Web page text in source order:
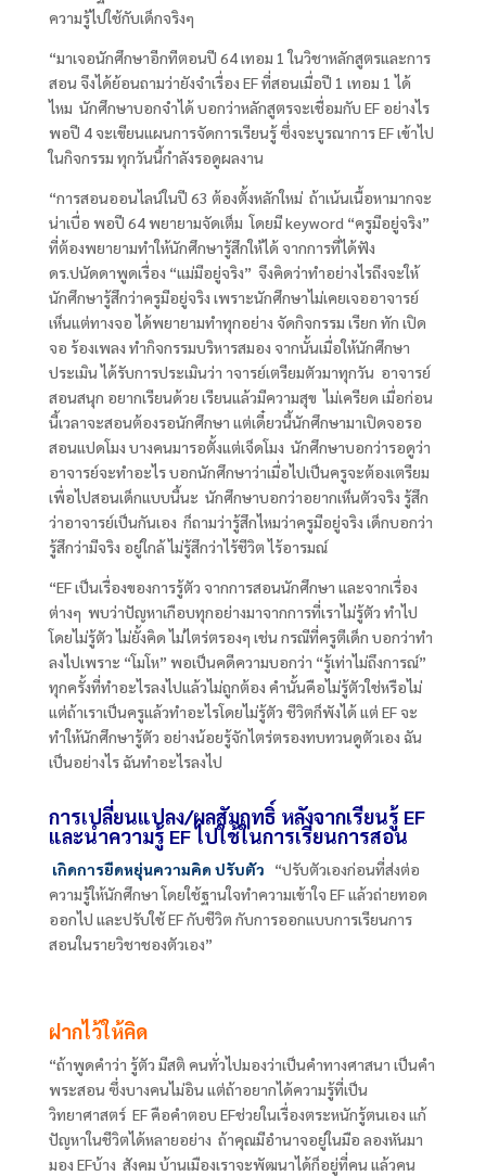
ความรู้ไปใช้กับเด็กจริงๆ
“มาเจอนักศึกษาอีกทีตอนปี 64เทอม 1ในวิชาหลักสูตรและการ
สอน จึงได้ย้อนถามว่ายังจำเรื่อง EFที่สอนเมื่อปี 1 เทอม 1ได้
ไหม นักศึกษาบอกจำได้ บอกว่าหลักสูตรจะเชื่อมกับ EF อย่างไร
พอปี 4 จะเขียนแผนการจัดการเรียนรู้ ซึ่งจะบูรณาการEFเข้าไป
ในกิจกรรม ทุกวันนี้กำลังรอดูผลงาน
“การสอนออนไลน์ในปี 63 ต้องตั้งหลักใหม่ ถ้าเน้นเนื้อหามากจะ
น่าเบื่อ พอปี 64พยายามจัดเต็ม โดยมีkeyword “ครูมีอยู่จริง”
ที่ต้องพยายามทำให้นักศึกษารู้สึกให้ได้ จากการที่ได้ฟัง
ดร.ปนัดดาพูดเรื่อง “แม่มีอยู่จริง” จึงคิดว่าทำอย่างไรถึงจะให้
นักศึกษารู้สึกว่าครูมีอยู่จริง เพราะนักศึกษาไม่เคยเจออาจารย์
เห็นแต่ทางจอ ได้พยายามทำทุกอย่าง จัดกิจกรรม เรียก ทัก เปิด
จอ ร้องเพลง ทำกิจกรรมบริหารสมอง จากนั้นเมื่อให้นักศึกษา
ประเมิน ได้รับการประเมินว่า าจารย์เตรียมตัวมาทุกวัน อาจารย์
สอนสนุก อยากเรียนด้วย เรียนแล้วมีความสุข ไม่เครียด เมื่อก่อน
นี้เวลาจะสอนต้องรอนักศึกษา แต่เดี๋ยวนี้นักศึกษามาเปิดจอรอ
สอนแปดโมง บางคนมารอตั้งแต่เจ็ดโมง นักศึกษาบอกว่ารอดูว่า
อาจารย์จะทำอะไร บอกนักศึกษาว่าเมื่อไปเป็นครูจะต้องเตรียม
เพื่อไปสอนเด็กแบบนี้นะ นักศึกษาบอกว่าอยากเห็นตัวจริง รู้สึก
ว่าอาจารย์เป็นกันเอง ก็ถามว่ารู้สึกไหมว่าครูมีอยู่จริง เด็กบอกว่า
รู้สึกว่ามีจริง อยู่ใกล้ ไม่รู้สึกว่าไร้ชีวิต ไร้อารมณ์
“EFเป็นเรื่องของการรู้ตัว จากการสอนนักศึกษา และจากเรื่อง
ต่างๆ พบว่าปัญหาเกือบทุกอย่างมาจากการที่เราไม่รู้ตัว ทำไป
โดยไม่รู้ตัว ไม่ยั้งคิด ไม่ไตร่ตรองๆ เช่น กรณีที่ครูตีเด็ก บอกว่าทำ
ลงไปเพราะ “โมโห” พอเป็นคดีความบอกว่า “รู้เท่าไม่ถึงการณ์”
ทุกครั้งที่ทำอะไรลงไปแล้วไม่ถูกต้อง คำนั้นคือไม่รู้ตัวใช่หรือไม่
แต่ถ้าเราเป็นครูแล้วทำอะไรโดยไม่รู้ตัว ชีวิตก็พังได้ แต่ EF จะ
ทำให้นักศึกษารู้ตัว อย่างน้อยรู้จักไตร่ตรองทบทวนดูตัวเอง ฉัน
เป็นอย่างไร ฉันทำอะไรลงไป
การเปลี่ยนแปลง/ผลสัมฤทธิ์ หลังจากเรียนรู้ EF
และนำความรู้ EF ไปใช้ในการเรียนการสอน
เกิดการยืดหยุ่นความคิด ปรับตัว “ปรับตัวเองก่อนที่ส่งต่อ
ความรู้ให้นักศึกษา โดยใช้ฐานใจทำความเข้าใจ EFแล้วถ่ายทอด
ออกไป และปรับใช้EFกับชีวิต กับการออกแบบการเรียนการ
สอนในรายวิชาชองตัวเอง”
ฝากไว้ให้คิด
“ถ้าพูดคำว่า รู้ตัว มีสติ คนทั่วไปมองว่าเป็นคำทางศาสนา เป็นคำ
พระสอน ซึ่งบางคนไม่อิน แต่ถ้าอยากได้ความรู้ที่เป็น
วิทยาศาสตร์ EFคือคำตอบ EFช่วยในเรื่องตระหนักรู้ตนเอง แก้
ปัญหาในชีวิตได้หลายอย่าง ถ้าคุณมีอำนาจอยู่ในมือ ลองหันมา
มอง EFบ้าง สังคม บ้านเมืองเราจะพัฒนาได้ก็อยู่ที่คน แล้วคน